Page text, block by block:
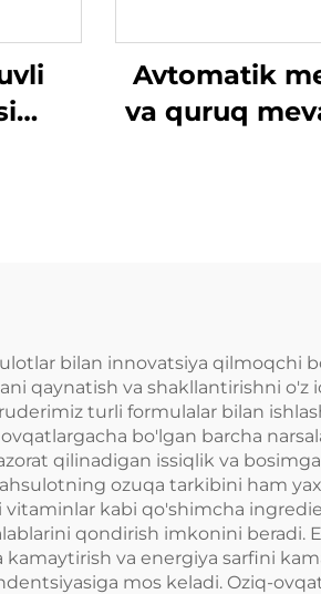
Avtomatik
va quruq
bilan innovatsiya qilmoqchi
qaynatish va shakllantirishni o'z
turli formulalar bilan
bo'lgan barcha
qilinadigan issiqlik va bosimga
ozuqa tarkibini ham
kabi qo'shimcha
qondirish imkonini beradi.
va energiya sarfini
mos keladi. Oziq-